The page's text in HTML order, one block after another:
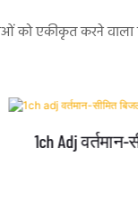
को एकीकृत करने
1ch Adj